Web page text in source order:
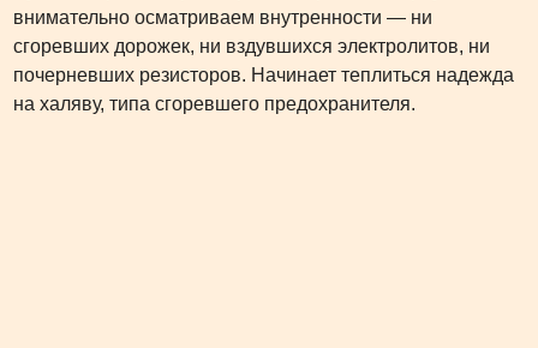
внимательно осматриваем внутренности — ни
сгоревших дорожек, ни вздувшихся электролитов, ни
почерневших резисторов. Начинает теплиться надежда
на халяву, типа сгоревшего предохранителя.